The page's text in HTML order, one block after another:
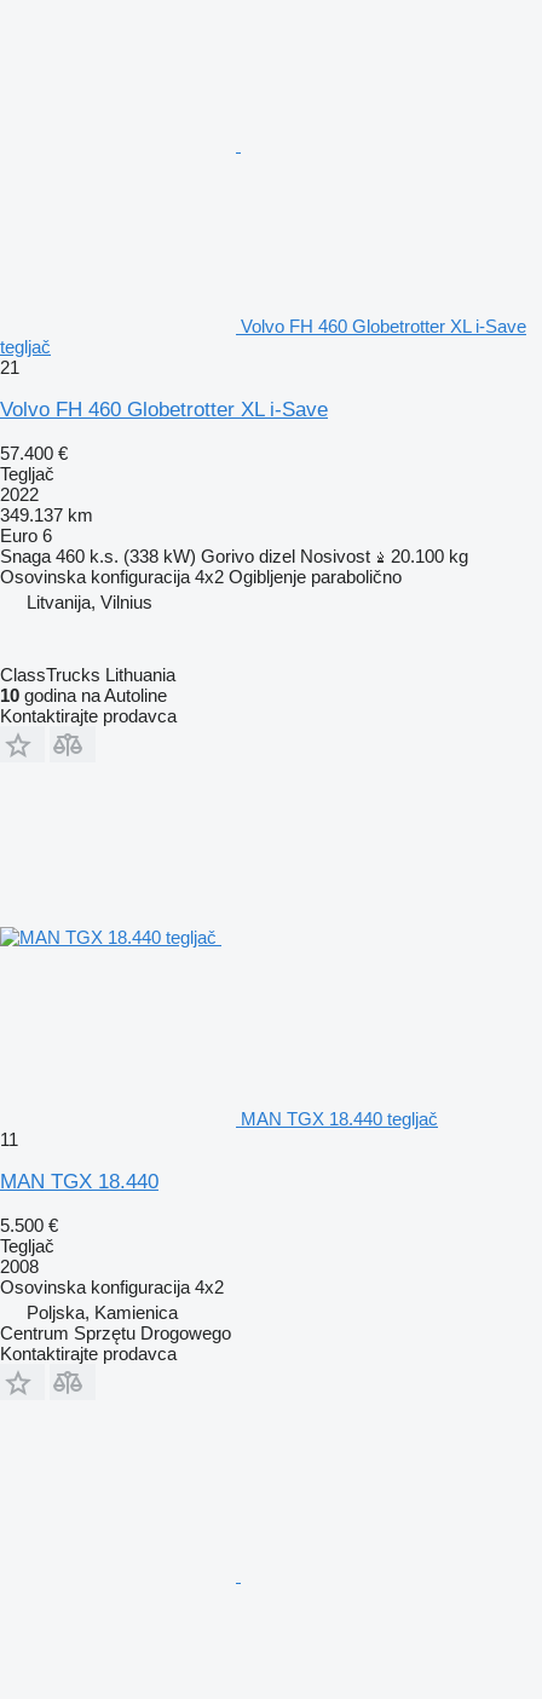
Volvo FH 460 Globetrotter XL i-Save
tegljač
21
Volvo FH 460 Globetrotter XL i-Save
57.400 €
Tegljač
2022
349.137 km
Euro 6
Snaga 460 k.s. (338 kW) Gorivo dizel Nosivost
20.100 kg
Osovinska konfiguracija 4x2 Ogibljenje parabolično
Litvanija, Vilnius
ClassTrucks Lithuania
10 godina na Autoline
Kontaktirajte prodavca
MAN TGX 18.440 tegljač
11
MAN TGX 18.440
5.500 €
Tegljač
2008
Osovinska konfiguracija 4x2
Poljska, Kamienica
Centrum Sprzętu Drogowego
Kontaktirajte prodavca